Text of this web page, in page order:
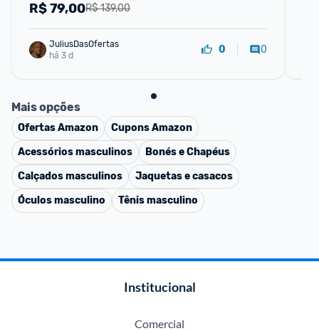
R$ 139,00
R$79,00
JuliusDasOfertas
há 3 d
0 0
Mais opções
OfertasAmazon CuponsAmazon
Acessórios masculinos
Bonés e Chapéus
Calçados masculinos
Jaquetas e casacos
Óculos masculino
Tênis masculino
Institucional
Comercial